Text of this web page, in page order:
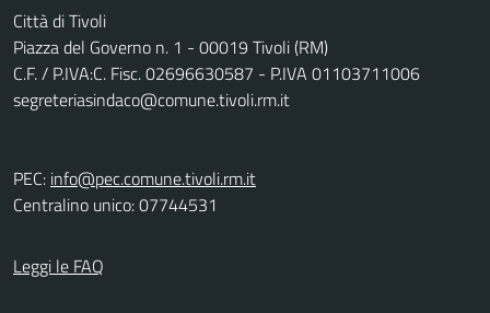
Città di Tivoli
Piazza del Governo n. 1 - 00019 Tivoli (RM)
C.F. / P.IVA:C. Fisc. 02696630587 - P.IVA 01103711006
segreteriasindaco@comune.tivoli.rm.it
PEC: info@pec.comune.tivoli.rm.it
Centralino unico: 07744531
Leggi le FAQ